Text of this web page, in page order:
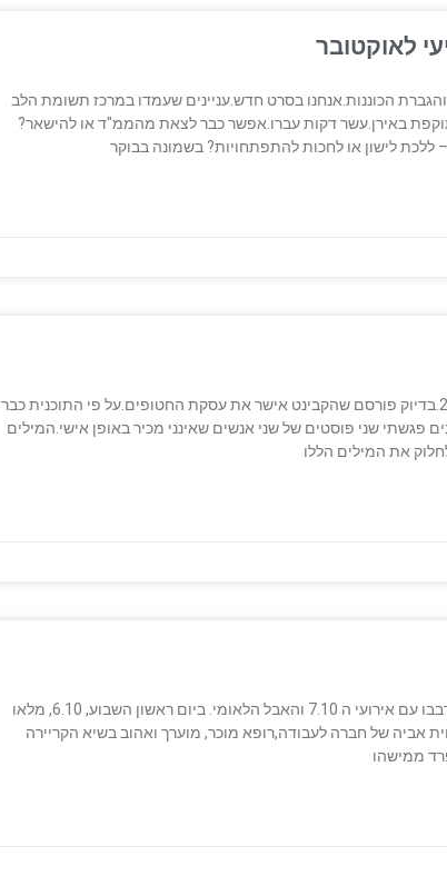
לאוקטובר
הכוננות.אנחנו בסרט חדש.עניינים שעמדו במרכז תשומת הלב
באירן.עשר דקות עברו.אפשר כבר לצאת מהממ"ד או להישאר?
ללכת לישון או לחכות להתפתחויות? בשמונה בבוקר
אני כותב את המילים הללו ביום שישי בצהריים, 17 לינואר 2025.בדיוק פורסם שהקבינט אישר את עסקת החטופים.על פי התוכנית כבר
פגשתי שני פוסטים של שני אנשים שאינני מכיר באופן אישי.המילים
את המילים הללו
השבוע הזה היה רגשי ומורכב מאוד עבורי.עניינים אישיים התערבבו עם אירועי ה 7.10 והאבל הלאומי. ביום ראשון השבוע, 6.10, מלאו
אביה של חברה לעבודה,רופא מוכר, מוערך ואהוב בשיא הקריירה